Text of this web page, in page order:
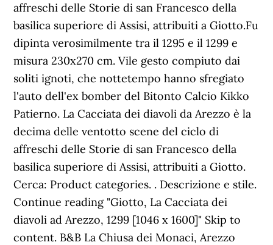
affreschi delle Storie di san Francesco della
basilica superiore di Assisi, attribuiti a Giotto.Fu
dipinta verosimilmente tra il 1295 e il 1299 e
misura 230x270 cm. Vile gesto compiuto dai
soliti ignoti, che nottetempo hanno sfregiato
l'auto dell'ex bomber del Bitonto Calcio Kikko
Patierno. La Cacciata dei diavoli da Arezzo è la
decima delle ventotto scene del ciclo di
affreschi delle Storie di san Francesco della
basilica superiore di Assisi, attribuiti a Giotto.
Cerca: Product categories. . Descrizione e stile.
Continue reading "Giotto, La Cacciata dei
diavoli ad Arezzo, 1299 [1046 x 1600]" Skip to
content. B&B La Chiusa dei Monaci, Arezzo